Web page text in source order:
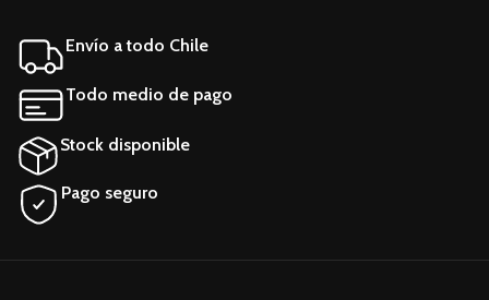
Envío a todo Chile
Todo medio de pago
Stock disponible
Pago seguro